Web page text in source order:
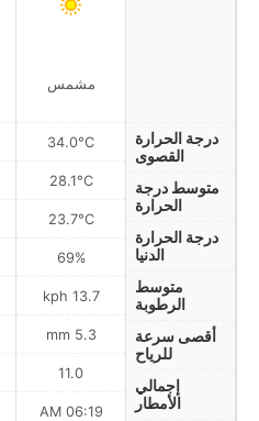
درجة الحرارة
القصوى
متوسط درجة
الحرارة
درجة الحرارة
الدنيا
متوسط
الرطوبة
أقصى سرعة
للرياح
إجمالي
الأمطار
مشمس
34.0°C
28.1°C
23.7°C
69%
13.7 kph
5.3 mm
11.0
06:19 AM